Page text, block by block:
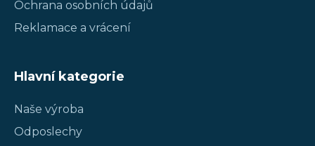
Ochrana osobních údajů
Reklamace a vrácení
Hlavní kategorie
Naše výroba
Odposlechy